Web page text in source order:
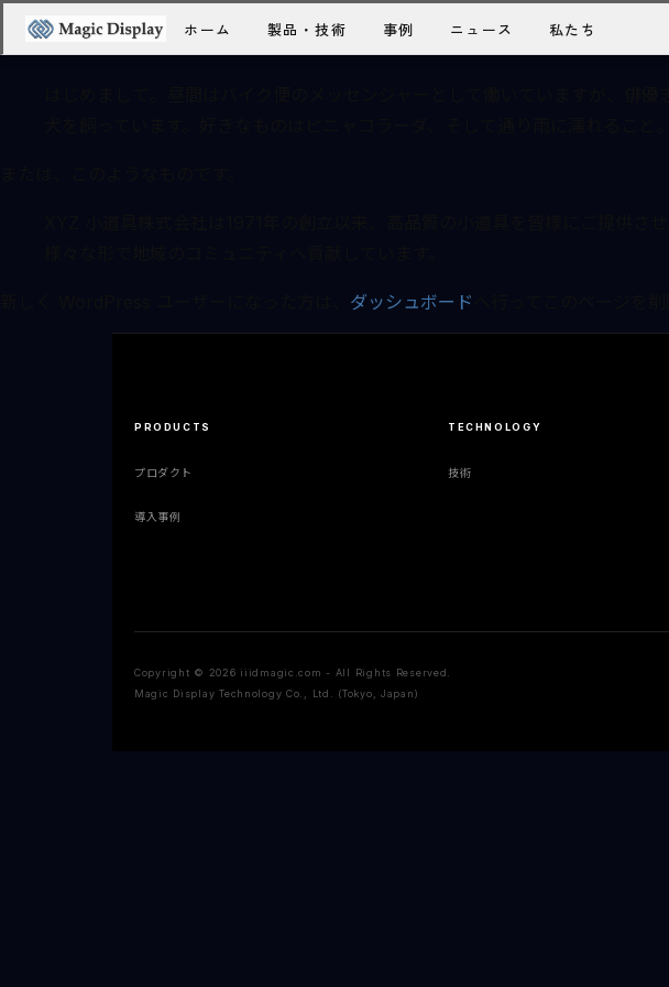
ホーム 製品・技術 事例 ニュース 私たち
これはサンプルページです。同じ位置に固定され、(多くのテーマでは) サイトナ
とを説明する自己紹介ページを作成するのが一般的です。たとえば以下のようなもの
ダッシュボード
PRODUCTS
プロダクト
導入事例
TECHNOLOGY
技術
Copyright © 2026 iiidmagic.com - All Rights Reserved.
Magic Display Technology Co., Ltd. (Tokyo, Japan)